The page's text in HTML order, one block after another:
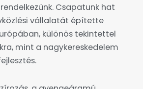
Csapatunk hat
vállalatát építette
különös tekintettel
mint a nagykereskedelem